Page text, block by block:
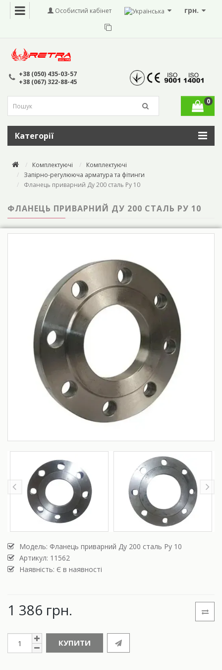
грн.
Особистий кабінет
+38 (050) 435-03-57
+38 (067) 322-88-45
0
Категорії
Комплектуючі
Комплектуючі
Запірно-регулююча арматура та фітинги
Фланець приварний Ду 200 сталь Ру 10
ФЛАНЕЦЬ ПРИВАРНИЙ ДУ 200 СТАЛЬ РУ 10
Модель: Фланець приварний Ду 200 сталь Ру 10
Артикул: 11562
Наявність: Є в наявності
1 386 грн.
КУПИТИ